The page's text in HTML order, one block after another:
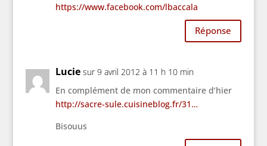
https://www.facebook.com/lbaccala
Réponse
Lucie sur 9 avril 2012 à 11 h 10 min
En complément de mon commentaire d’hier
http://sacre-sule.cuisineblog.fr/31…
Bisouus